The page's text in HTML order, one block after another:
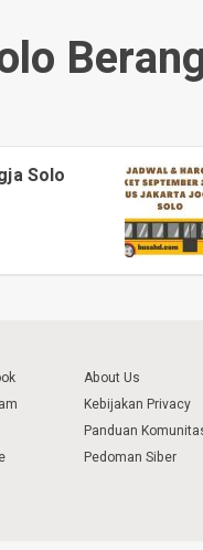
Solo
About Us
Kebijakan Privacy
Panduan
Pedoman Siber